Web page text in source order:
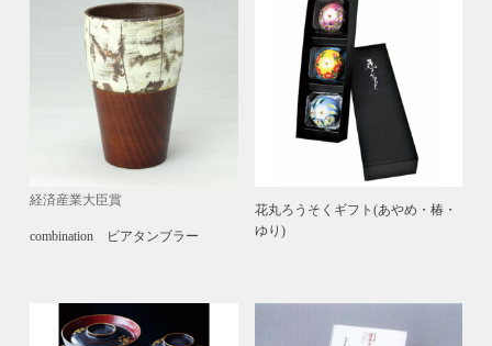
経済産業大臣賞
combination ビアタンブラー
花丸ろうそくギフト(あやめ・椿・
ゆり)